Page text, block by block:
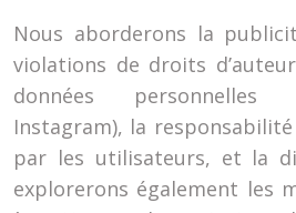
Nous aborderons la
violations de droits
données personnelles
Instagram), la
par les utilisateurs, et la
explorerons également les